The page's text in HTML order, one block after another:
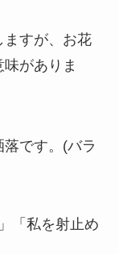
ますが、お花
がありま
です。(バラ
「私を射止め